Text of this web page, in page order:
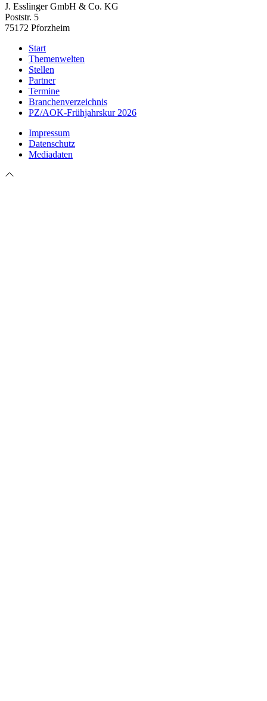
J. Esslinger GmbH & Co. KG
Poststr. 5
75172 Pforzheim
Start
Themenwelten
Stellen
Partner
Termine
Branchenverzeichnis
PZ/AOK-Frühjahrskur 2026
Impressum
Datenschutz
Mediadaten